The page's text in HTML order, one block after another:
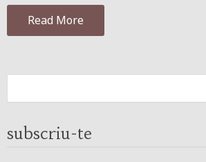
Read More
subscriu-te